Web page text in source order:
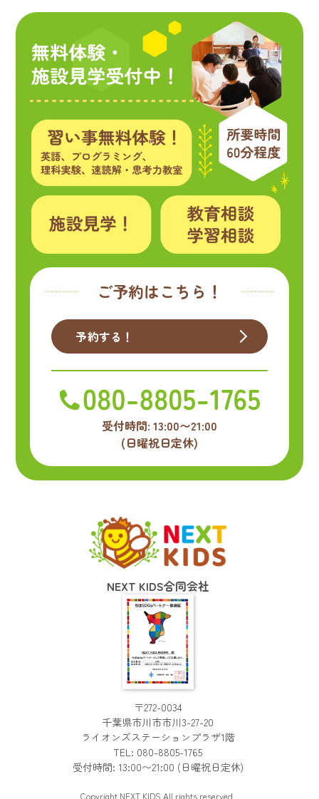
ご予約はこちら！
予約する！
受付時間: 13:00〜21:00
(日曜祝日定休)
NEXT KIDS合同会社
〒272-0034
千葉県市川市市川3-27-20
ライオンズステーションプラザ1階
TEL: 080-8805-1765
受付時間: 13:00〜21:00 (日曜祝日定休)
Copyright NEXT KIDS All rights reserved.